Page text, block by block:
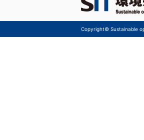
Copyright© Sustainable